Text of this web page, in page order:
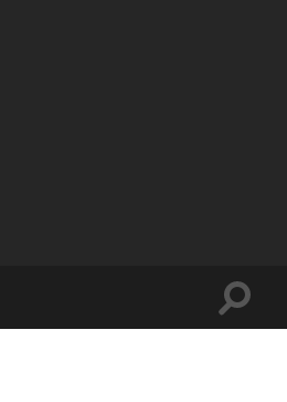
Slå